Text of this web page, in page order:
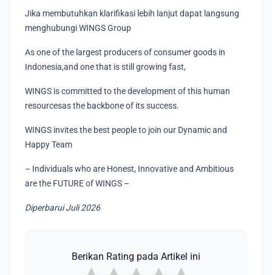
Jika membutuhkan klarifikasi lebih lanjut dapat langsung
menghubungi WINGS Group
As one of the largest producers of consumer goods in
Indonesia,and one that is still growing fast,
WINGS is committed to the development of this human
resourcesas the backbone of its success.
WINGS invites the best people to join our Dynamic and
Happy Team
– Individuals who are Honest, Innovative and Ambitious
are the FUTURE of WINGS –
Diperbarui Juli 2026
Berikan Rating pada Artikel ini